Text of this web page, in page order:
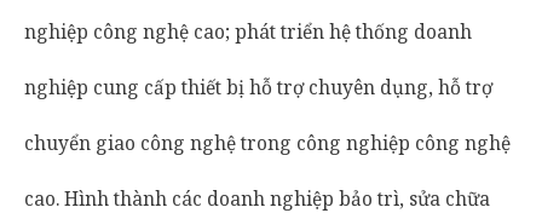
nghiệp công nghệ cao; phát triển hệ thống doanh
nghiệp cung cấp thiết bị hỗ trợ chuyên dụng, hỗ trợ
chuyển giao công nghệ trong công nghiệp công nghệ
cao. Hình thành các doanh nghiệp bảo trì, sửa chữa